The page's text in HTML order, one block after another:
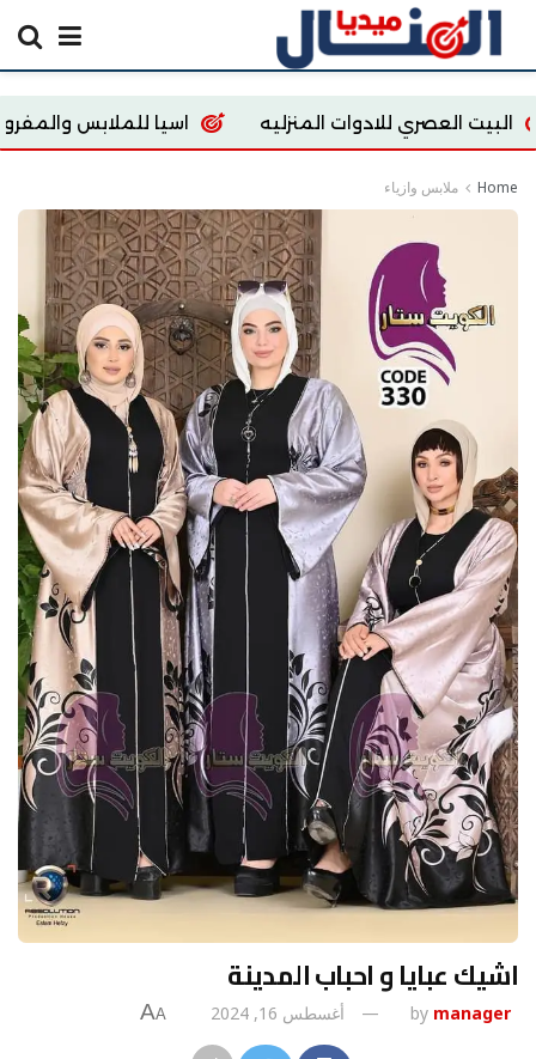
للادوات المنزليه اسيا للملابس والمفروشات
Home ملابس وازياء
اشيك عبايا و احباب المدينة
by manager أغسطس 16, 2024 A
A